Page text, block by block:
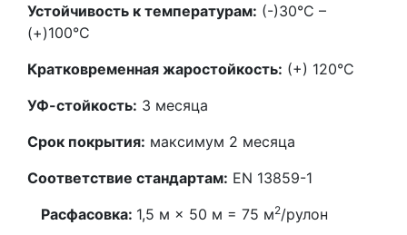
Устойчивость к температурам: (-)30°С –
(+)100°С
Кратковременная жаростойкость: (+) 120°С
УФ-стойкость: 3 месяца
Срок покрытия: максимум 2 месяца
Соответствие стандартам: EN 13859-1
Расфасовка: 1,5 м × 50 м = 75 м2/рулон